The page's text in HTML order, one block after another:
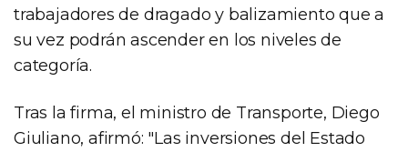
trabajadores de dragado y balizamiento que a
su vez podrán ascender en los niveles de
categoría.
Tras la firma, el ministro de Transporte, Diego
Giuliano, afirmó: "Las inversiones del Estado